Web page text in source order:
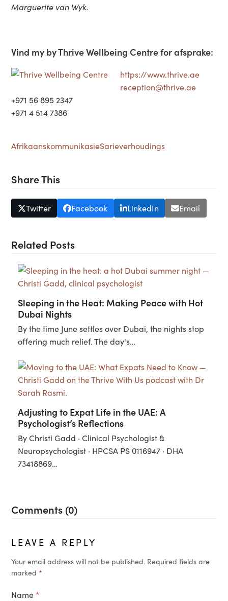
Marguerite van Wyk.
Vind my byThrive Wellbeing Centrefor afsprake:
https://www.thrive.ae
reception@thrive.ae
+971 56 895 2347
+971 4 514 7386
AfrikaanskommunikasieSarieverhoudings
Share This
Twitter Facebook LinkedIn Email
Related Posts
Sleeping in the Heat: Making Peace with Hot
Dubai Nights
By the time June settles over Dubai, the nights stop
offering much relief. The day's…
Adjusting to Expat Life in the UAE: A
Psychologist’s Reflections
By Christi Gadd · Clinical Psychologist &
Neuropsychologist · HPCSA PS 0116947 · DHA
73418869…
Comments (0)
LEAVE A REPLY
Your email address will not be published. Required fields are
marked *
Name *